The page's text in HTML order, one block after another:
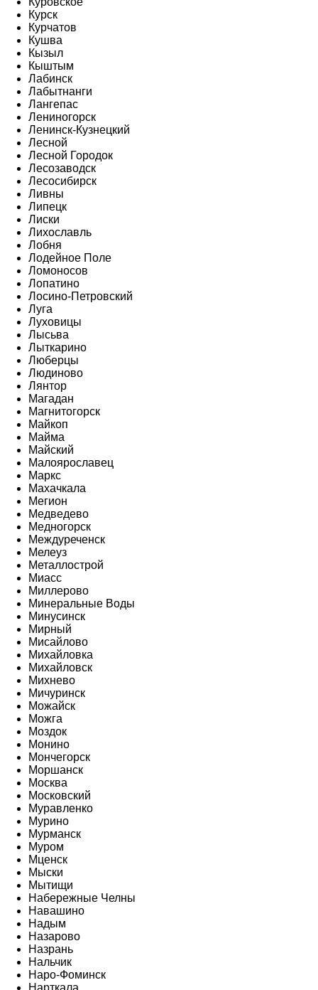
Курск
Курчатов
Кушва
Кызыл
Кыштым
Лабинск
Лабытнанги
Лангепас
Лениногорск
Ленинск-Кузнецкий
Лесной
Лесной Городок
Лесозаводск
Лесосибирск
Ливны
Липецк
Лиски
Лихославль
Лобня
Лодейное Поле
Ломоносов
Лопатино
Лосино-Петровский
Луга
Луховицы
Лысьва
Лыткарино
Люберцы
Людиново
Лянтор
Магадан
Магнитогорск
Майкоп
Майма
Майский
Малоярославец
Маркс
Махачкала
Мегион
Медведево
Медногорск
Междуреченск
Мелеуз
Металлострой
Миасс
Миллерово
Минеральные Воды
Минусинск
Мирный
Мисайлово
Михайловка
Михайловск
Михнево
Мичуринск
Можайск
Можга
Моздок
Монино
Мончегорск
Моршанск
Москва
Московский
Муравленко
Мурино
Мурманск
Муром
Мценск
Мыски
Мытищи
Набережные Челны
Навашино
Надым
Назарово
Назрань
Нальчик
Наро-Фоминск
Нарткала